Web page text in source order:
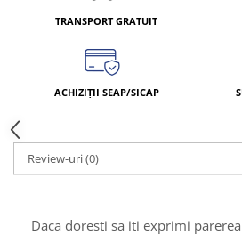
TRANSPORT GRATUIT
ACHIZIȚII SEAP/SICAP
Review-uri(0)
Daca doresti sa iti exprimi